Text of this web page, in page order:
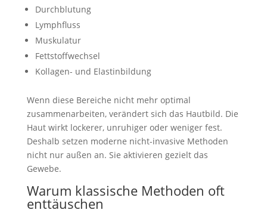
Durchblutung
Lymphfluss
Muskulatur
Fettstoffwechsel
Kollagen- und Elastinbildung
Wenn diese Bereiche nicht mehr optimal
zusammenarbeiten, verändert sich das Hautbild. Die
Haut wirkt lockerer, unruhiger oder weniger fest.
Deshalb setzen moderne nicht-invasive Methoden
nicht nur außen an. Sie aktivieren gezielt das
Gewebe.
Warum klassische Methoden oft
enttäuschen